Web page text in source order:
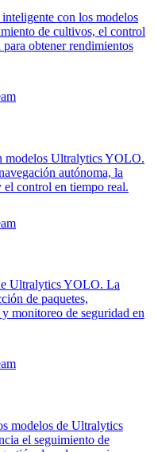
con los modelos
de cultivos, el control
obtener rendimientos
modelos Ultralytics YOLO.
autónoma, la
control en tiempo real.
Ultralytics YOLO. La
de paquetes,
monitoreo de seguridad en
modelos de Ultralytics
el seguimiento de